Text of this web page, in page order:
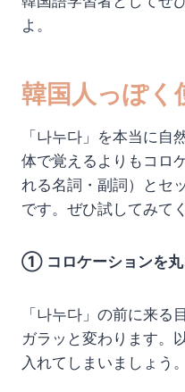
よ。
韓国人っぽく
「나누다」を本当に自
体で覚えるよりもコロ
れる名詞・副詞）とセ
です。ぜひ試してみて
① コロケーションを丸
「나누다」の前に来る
ガラッと変わります。
入れてしまいましょう。